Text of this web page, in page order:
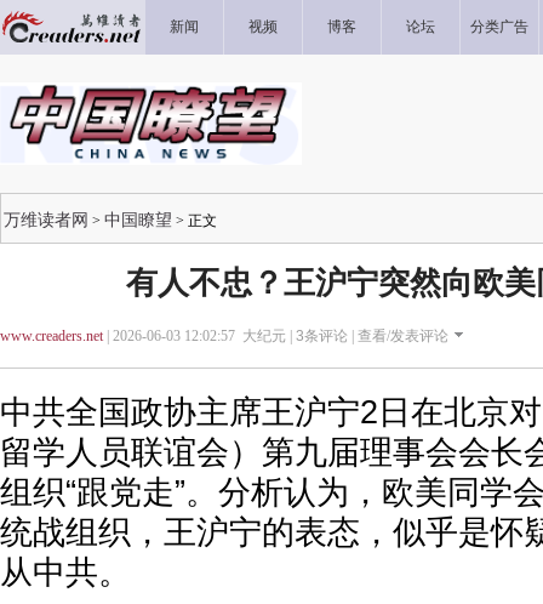
新闻 视频 博客 论坛 分类广告
万维读者网 > 中国瞭望 > 正文
有人不忠？王沪宁突然向欧
www.creaders.net| 2026-06-03 12:02:57 大纪元 | 3条评论 | 查看/发表评论
中共全国政协主席王沪宁2日在北京
留学人员联谊会）第九届理事会会长
组织“跟党走”。分析认为，欧美同学
统战组织，王沪宁的表态，似乎是怀
从中共。